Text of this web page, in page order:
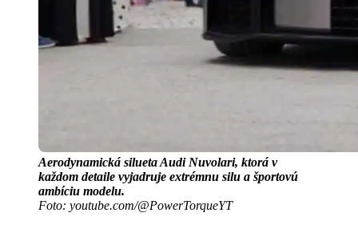
Aerodynamická silueta Audi Nuvolari, ktorá v
každom detaile vyjadruje extrémnu silu a športovú
ambíciu modelu.
Foto: youtube.com/@PowerTorqueYT